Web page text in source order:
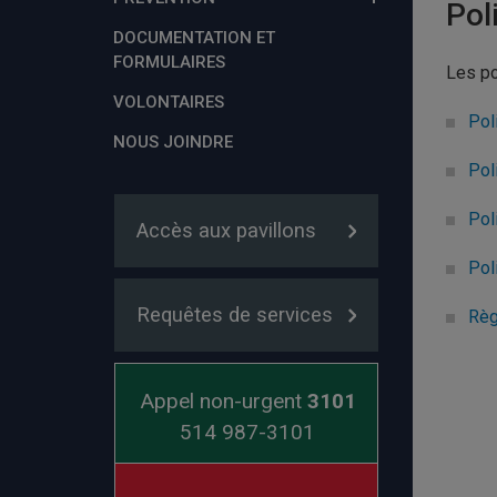
DOCUMENTATION ET
FORMULAIRES
VOLONTAIRES
NOUS JOINDRE
Accès aux pavillons
Requêtes de services
Appel non-urgent 3101
514 987-3101
Les